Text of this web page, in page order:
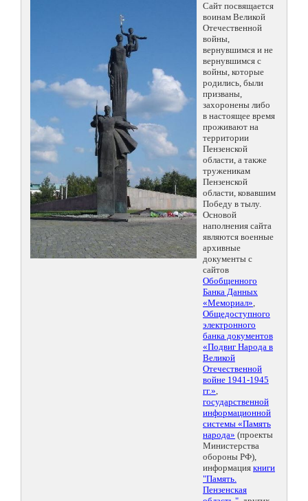
Сайт посвящается
воинам Великой
Отечественной
войны,
вернувшимся и не
вернувшимся с
войны, которые
родились, были
призваны,
захоронены либо
в настоящее время
проживают на
территории
Пензенской
области, а также
труженикам
Пензенской
области, ковавшим
Победу в тылу.
Основой
наполнения сайта
являются военные
архивные
документы с
сайтов
Обобщенного
Банка Данных
«Мемориал»,
Общедоступного
электронного
банка документов
«Подвиг Народа в
Великой
Отечественной
войне 1941-1945
гг.»,
государственной
информационной
системы «Память
народа» (проекты
Министерства
обороны РФ),
информация книги
"Память.
Пензенская